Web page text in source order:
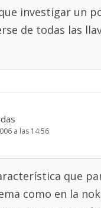
investigar un
de todas las
a las 14:56
que
como en la